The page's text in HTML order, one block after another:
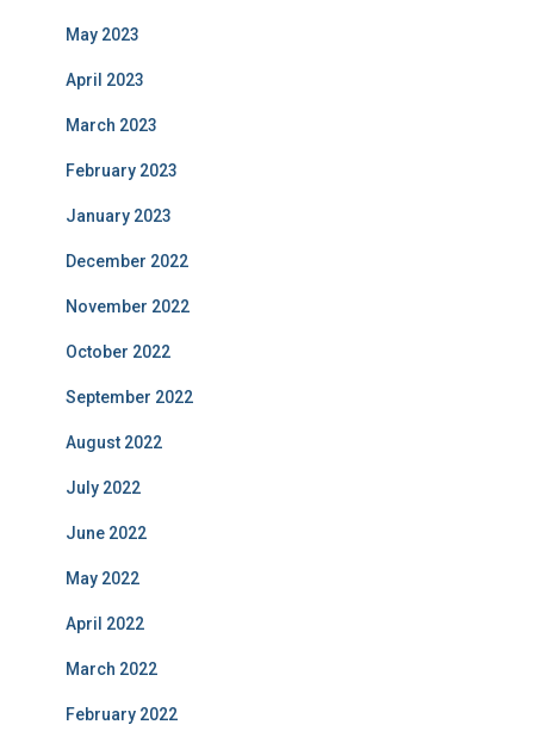
May 2023
April 2023
March 2023
February 2023
January 2023
December 2022
November 2022
October 2022
September 2022
August 2022
July 2022
June 2022
May 2022
April 2022
March 2022
February 2022